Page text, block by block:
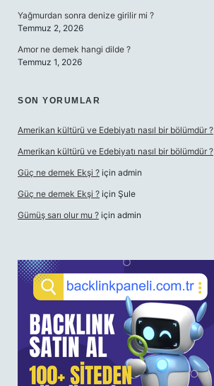
Yağmurdan sonra denize girilir mi ?
Temmuz 2, 2026
Amor ne demek hangi dilde ?
Temmuz 1, 2026
SON YORUMLAR
Amerikan kültürü ve Edebiyatı nasıl bir bölümdür ?
Amerikan kültürü ve Edebiyatı nasıl bir bölümdür ?
Güç ne demek Ekşi ? için admin
Güç ne demek Ekşi ? için Şule
Gümüş sarı olur mu ? için admin